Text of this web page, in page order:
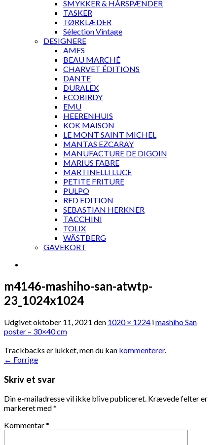
SMYKKER & HÅRSPÆNDER
TASKER
TØRKLÆDER
Sélection Vintage
DESIGNERE
AMES
BEAU MARCHÉ
CHARVET ÉDITIONS
DANTE
DURALEX
ECOBIRDY
EMU
HEERENHUIS
KOK MAISON
LE MONT SAINT MICHEL
MANTAS EZCARAY
MANUFACTURE DE DIGOIN
MARIUS FABRE
MARTINELLI LUCE
PETITE FRITURE
PULPO
RED EDITION
SEBASTIAN HERKNER
TACCHINI
TOLIX
WÄSTBERG
GAVEKORT
m4146-mashiho-san-atwtp-
23_1024x1024
Udgivetoktober 11, 2021 den 1020 × 1224 imashiho San
poster – 30×40 cm
Trackbacks er lukket, men du kan kommenterer.
← Forrige
Skriv et svar
Din e-mailadresse vil ikke blive publiceret. Krævede felter er
markeret med*
Kommentar*